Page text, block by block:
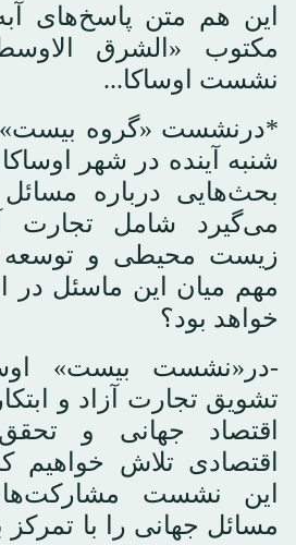
این هم متن پاسخ‌های
مکتوب «الشرق
نشست اوساکا...
*درنشست «گروه بیست»
شنبه آینده در شهر
بحث‌هایی درباره
می‌گیرد شامل تجارت
زیست محیطی و توسعه
مهم میان این ماسئل
خواهد بود؟
-در«نشست بیست»
تشویق تجارت آزاد و
اقتصاد جهانی و
اقتصادی تلاش خواهیم
این نشست
مسائل جهانی را با